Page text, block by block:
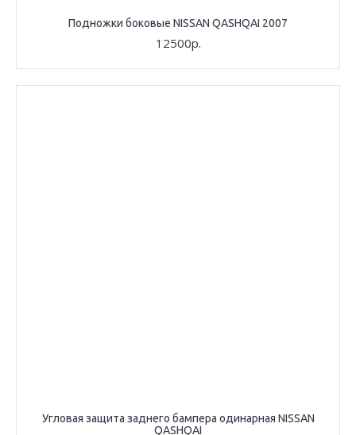
Подножки боковые NISSAN QASHQAI 2007
12500р.
Угловая защита заднего бампера одинарная NISSAN
QASHQAI